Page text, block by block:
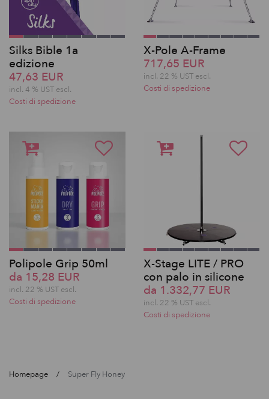
Silks Bible 1a
edizione
47,63 EUR
incl. 4 % UST escl.
Costi di spedizione
X-Pole A-Frame
717,65 EUR
incl. 22 % UST escl.
Costi di spedizione
Polipole Grip 50ml
da 15,28 EUR
incl. 22 % UST escl.
Costi di spedizione
X-Stage LITE / PRO
con palo in silicone
da 1.332,77 EUR
incl. 22 % UST escl.
Costi di spedizione
Homepage Super Fly Honey